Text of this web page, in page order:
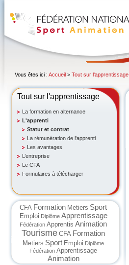
Vous êtes ici : Accueil > Tout sur l'apprentissage
Tout sur l'apprentissage
La formation en alternance
L'apprenti
Statut et contrat
La rémunération de l'apprenti
Les avantages
L’entreprise
Le CFA
Formulaires à télécharger
CFA Formation Metiers Sport
Emploi Diplôme Apprentissage
Fédération Apprentis Animation
Tourisme CFA Formation
Metiers Sport Emploi Diplôme
Fédération Apprentissage
Animation